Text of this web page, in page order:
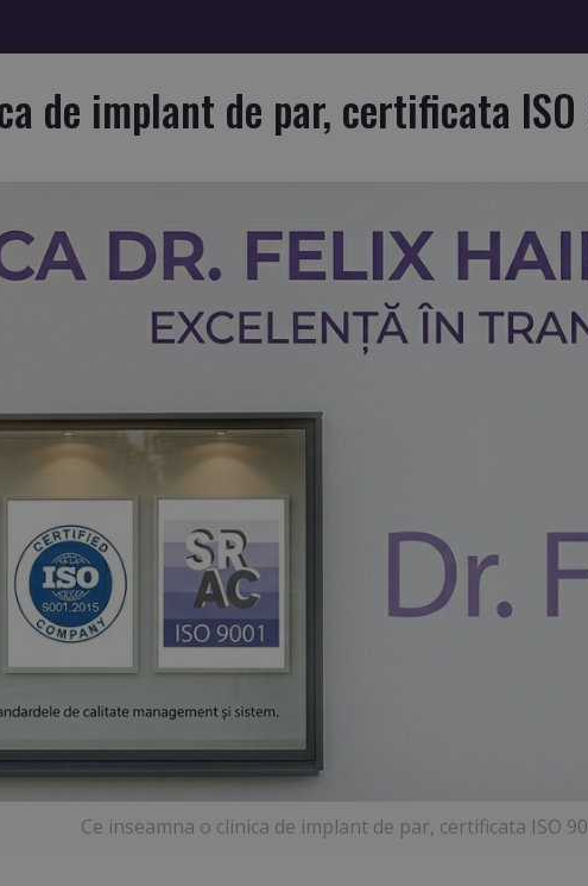
de implant de par, certificata ISO
Ce inseamna o clinica de implant de par, certificata ISO